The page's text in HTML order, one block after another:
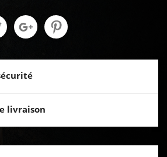
livraison